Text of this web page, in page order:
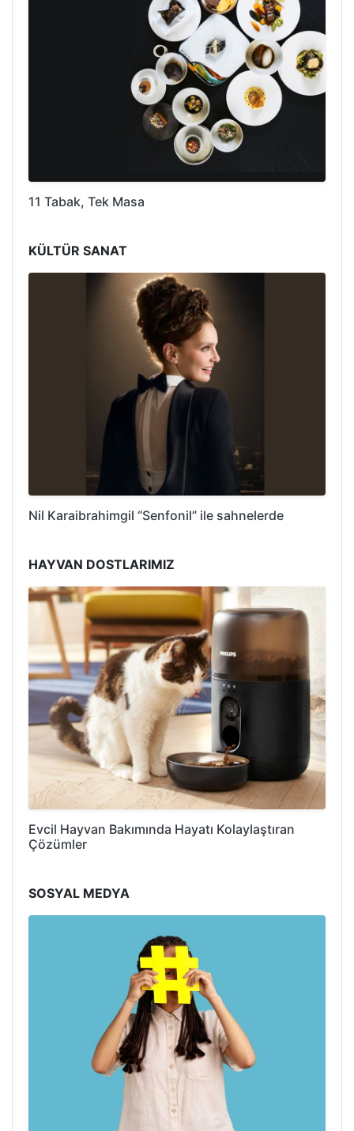
11 Tabak, Tek Masa
KÜLTÜR SANAT
Nil Karaibrahimgil “Senfonil” ile sahnelerde
HAYVAN DOSTLARIMIZ
Evcil Hayvan Bakımında Hayatı Kolaylaştıran
Çözümler
SOSYAL MEDYA